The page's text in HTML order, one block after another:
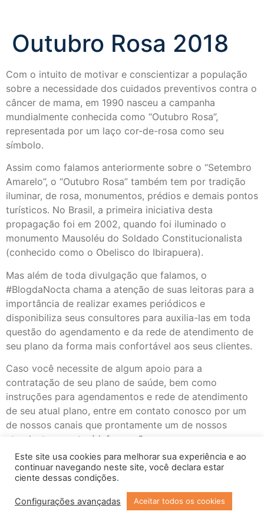
Outubro Rosa 2018
Com o intuito de motivar e conscientizar a população
sobre a necessidade dos cuidados preventivos contra o
câncer de mama, em 1990 nasceu a campanha
mundialmente conhecida como “Outubro Rosa”,
representada por um laço cor-de-rosa como seu
símbolo.
Assim como falamos anteriormente sobre o “Setembro
Amarelo”, o “Outubro Rosa” também tem por tradição
iluminar, de rosa, monumentos, prédios e demais pontos
turísticos. No Brasil, a primeira iniciativa desta
propagação foi em 2002, quando foi iluminado o
monumento Mausoléu do Soldado Constitucionalista
(conhecido como o Obelisco do Ibirapuera).
Mas além de toda divulgação que falamos, o
#BlogdaNocta chama a atenção de suas leitoras para a
importância de realizar exames periódicos e
disponibiliza seus consultores para auxilia-las em toda
questão do agendamento e da rede de atendimento de
seu plano da forma mais confortável aos seus clientes.
Caso você necessite de algum apoio para a
contratação de seu plano de saúde, bem como
instruções para agendamentos e rede de atendimento
de seu atual plano, entre em contato conosco por um
de nossos canais que prontamente um de nossos
atendentes prestará informações.
Com a tag blogdanoctanoctaOutubro RosaPlano de
SaudePlano de Saúde Amil
Plano de Saúde
Plano de Saúde GNDIPME
Copyright © 2023 Todos os Direitos Reservados
Este site usa cookies para melhorar sua experiência e ao
continuar navegando neste site, você declara estar
ciente dessas condições.
Configurações avançadas Aceitar todos os cookies